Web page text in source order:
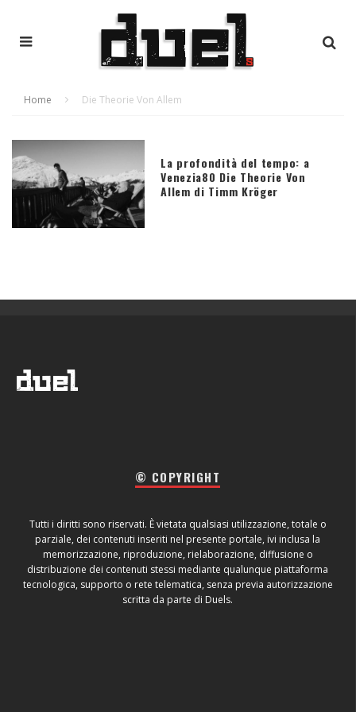
Home Die Theorie Von Allem
La profondità del tempo: a
Venezia80 Die Theorie Von
Allem di Timm Kröger
© COPYRIGHT
Tutti i diritti sono riservati. È vietata qualsiasi utilizzazione, totale o
parziale, dei contenuti inseriti nel presente portale, ivi inclusa la
memorizzazione, riproduzione, rielaborazione, diffusione o
distribuzione dei contenuti stessi mediante qualunque piattaforma
tecnologica, supporto o rete telematica, senza previa autorizzazione
scritta da parte di Duels.